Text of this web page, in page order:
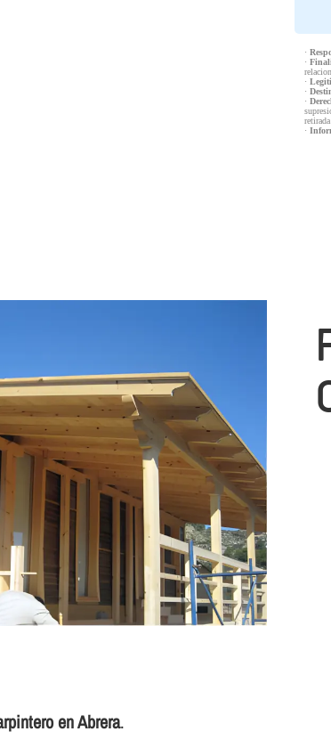
·
·
·
·
·
·
en Abrera.